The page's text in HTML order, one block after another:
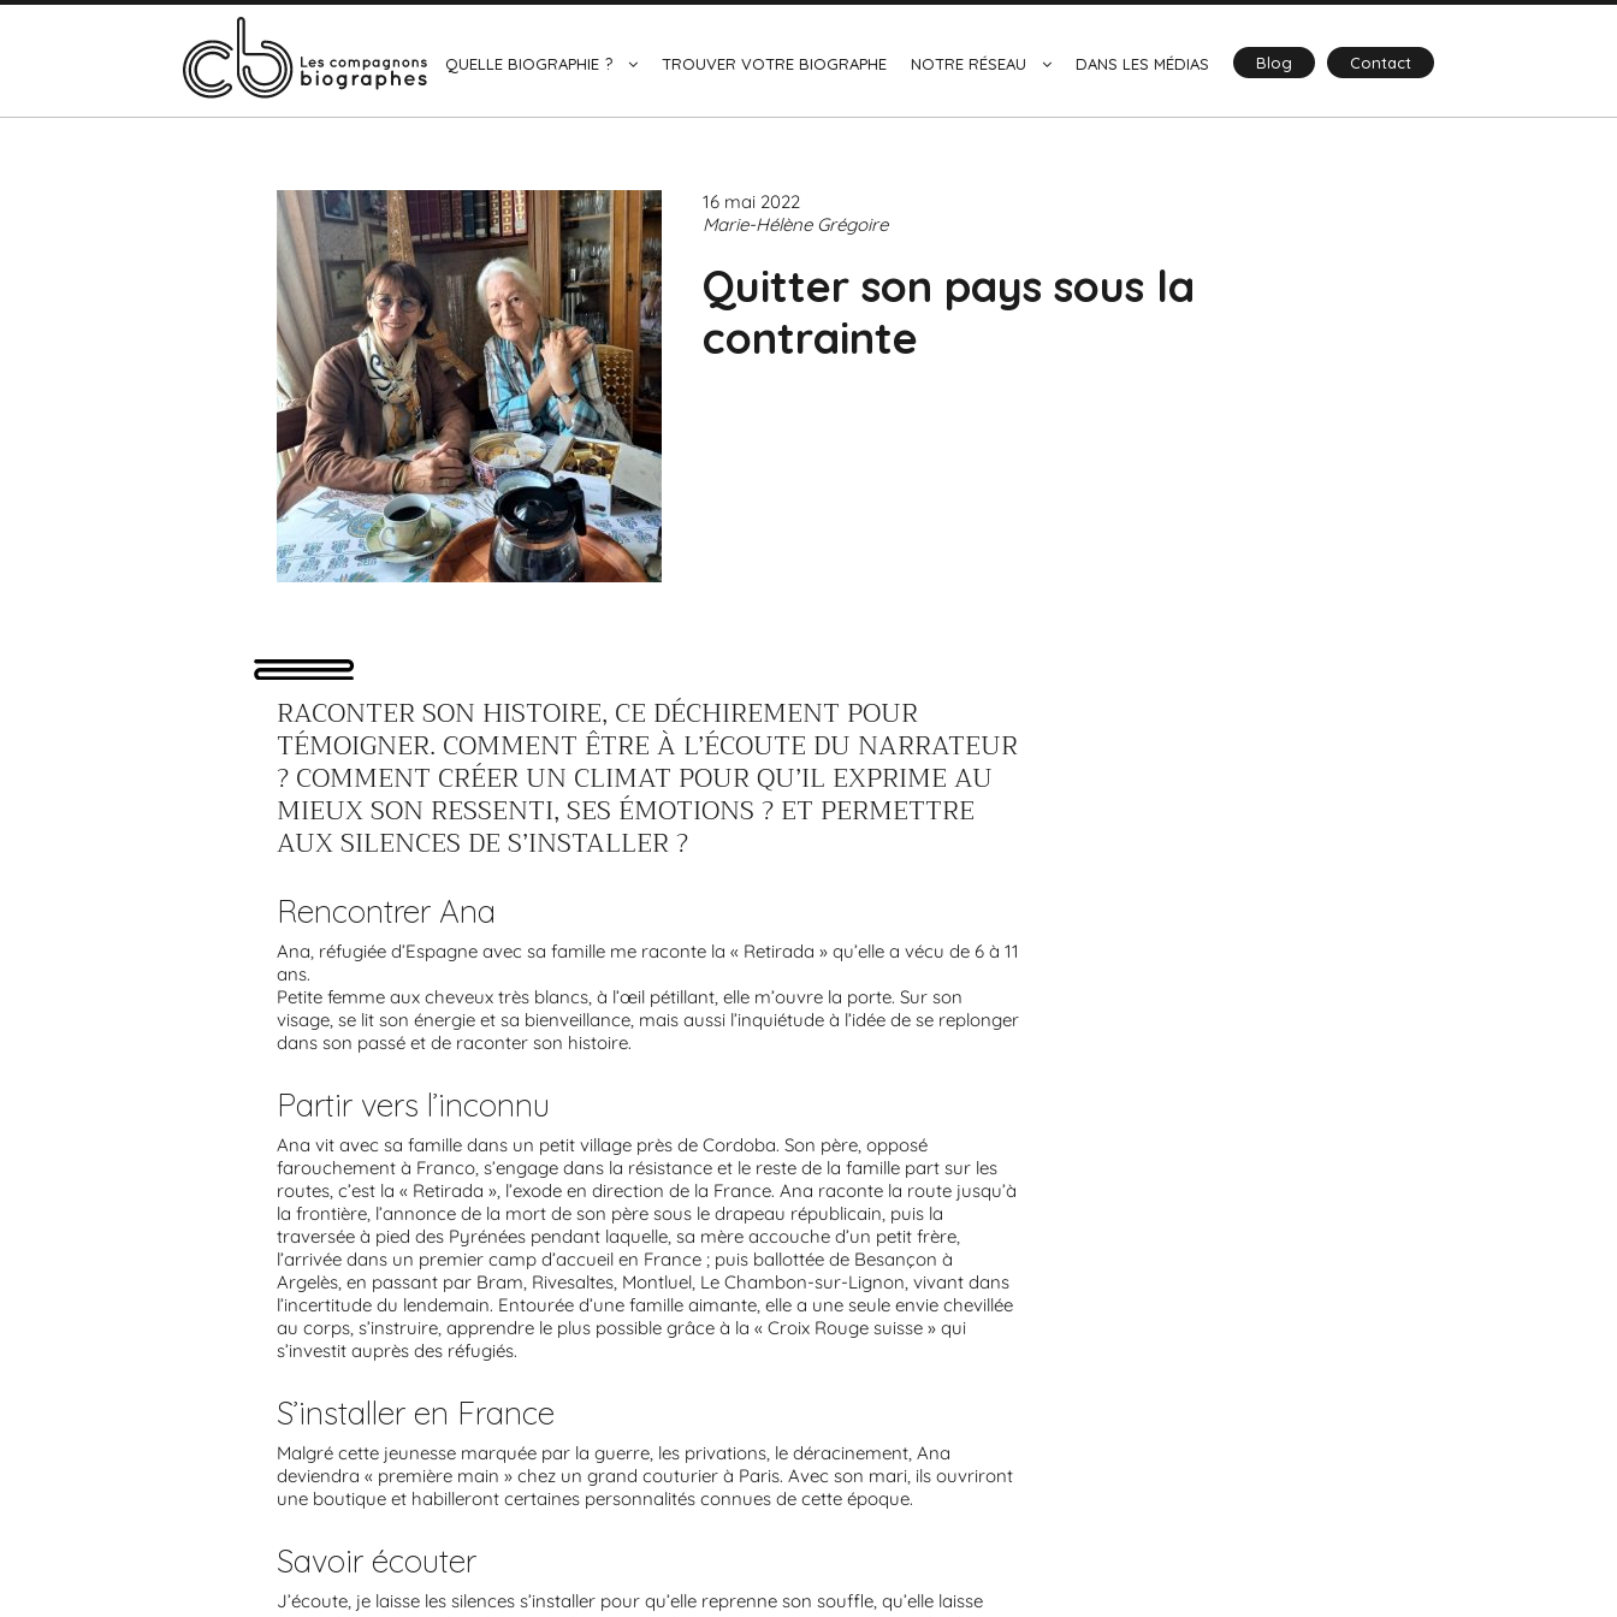
QUELLE BIOGRAPHIE ? TROUVER VOTRE BIOGRAPHE NOTRE RÉSEAU DANS LES MÉDIAS Blog Contact
16 mai 2022
Marie-Hélène Grégoire
Quitter son pays sous la
contrainte
RACONTER SON HISTOIRE, CE DÉCHIREMENT POUR
TÉMOIGNER. COMMENT ÊTRE À L’ÉCOUTE DU NARRATEUR
? COMMENT CRÉER UN CLIMAT POUR QU’IL EXPRIME AU
MIEUX SON RESSENTI, SES ÉMOTIONS ? ET PERMETTRE
AUX SILENCES DE S’INSTALLER ?
Rencontrer Ana
Ana, réfugiée d’Espagne avec sa famille me raconte la « Retirada » qu’elle a vécu de 6 à 11
ans.
Petite femme aux cheveux très blancs, à l’œil pétillant, elle m’ouvre la porte. Sur son
visage, se lit son énergie et sa bienveillance, mais aussi l’inquiétude à l’idée de se replonger
dans son passé et de raconter son histoire.
Partir vers l’inconnu
Ana vit avec sa famille dans un petit village près de Cordoba. Son père, opposé
farouchement à Franco, s’engage dans la résistance et le reste de la famille part sur les
routes, c’est la « Retirada », l’exode en direction de la France. Ana raconte la route jusqu’à
la frontière, l’annonce de la mort de son père sous le drapeau républicain, puis la
traversée à pied des Pyrénées pendant laquelle, sa mère accouche d’un petit frère,
l’arrivée dans un premier camp d’accueil en France ; puis ballottée de Besançon à
Argelès, en passant par Bram, Rivesaltes, Montluel, Le Chambon-sur-Lignon, vivant dans
l’incertitude du lendemain. Entourée d’une famille aimante, elle a une seule envie chevillée
au corps, s’instruire, apprendre le plus possible grâce à la « Croix Rouge suisse » qui
s’investit auprès des réfugiés.
S’installer en France
Malgré cette jeunesse marquée par la guerre, les privations, le déracinement, Ana
deviendra « première main » chez un grand couturier à Paris. Avec son mari, ils ouvriront
une boutique et habilleront certaines personnalités connues de cette époque.
Savoir écouter
J’écoute, je laisse les silences s’installer pour qu’elle reprenne son souffle, qu’elle laisse